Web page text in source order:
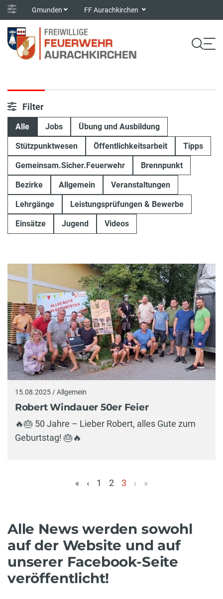
Gmunden FF Aurachkirchen
Filter
Alle Jobs Übung und Ausbildung
Stützpunktwesen Öffentlichkeitsarbeit Tipps
Gemeinsam.Sicher.Feuerwehr Brennpunkt
Bezirke Allgemein Veranstaltungen
Lehrgänge Leistungsprüfungen & Bewerbe
Einsätze Jugend Videos
15.08.2025 / Allgemein
Robert Windauer 50er Feier
🔥🎂 50 Jahre – Lieber Robert, alles Gute zum
Geburtstag! 🎂🔥
« ‹ 1 2
3
› »
Alle News werden sowohl
auf der Website und auf
unserer Facebook-Seite
veröffentlicht!